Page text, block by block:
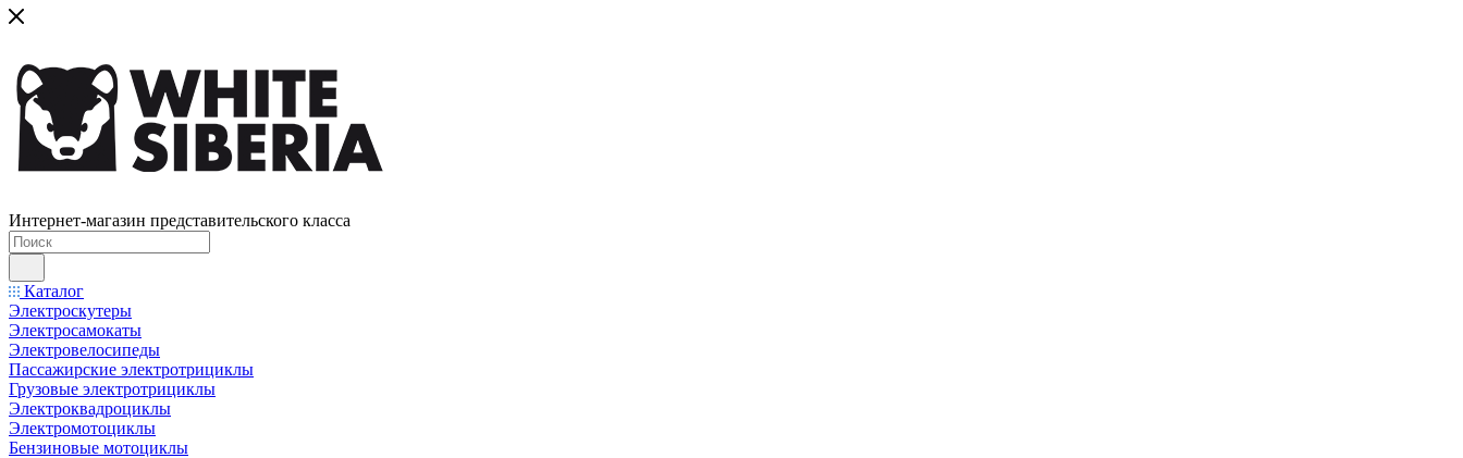
Интернет-магазин представительского класса
Каталог
Электроскутеры
Электросамокаты
Электровелосипеды
Пассажирские электротрициклы
Грузовые электротрициклы
Электроквадроциклы
Электромотоциклы
Бензиновые мотоциклы